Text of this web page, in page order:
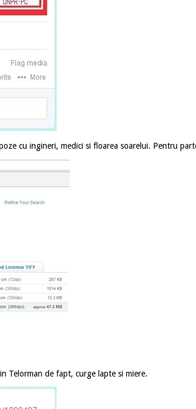
cu ingineri, medici si floarea soarelui. Pentru
Telorman de fapt, curge lapte si miere.